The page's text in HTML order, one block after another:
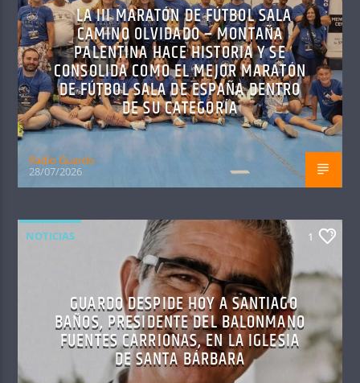
LA III MARATÓN DE FÚTBOL SALA
CAMINO OLVIDADO – MONTAÑA
PALENTINA HACE HISTORIA Y SE
CONSOLIDA COMO EL MEJOR MARATÓN
DE FÚTBOL SALA DE ESPAÑA DENTRO
DE SU CATEGORÍA
Radio Guardo
28/07/2026
NOTICIAS 1
GUARDO DESPIDE HOY A SANTIAGO
BAÑOS, PRESIDENTE DEL BALONMANO
FUENTES CARRIONAS, EN LA IGLESIA
DE SANTA BÁRBARA